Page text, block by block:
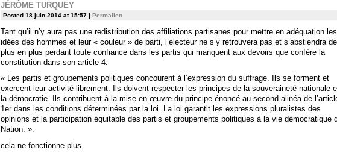
JÉRÔME TURQUEY
Posted 18 juin 2014 at 15:57 | Permalien
Tant qu’il n’y aura pas une redistribution des affiliations partisanes pour mettre en adéquation les
idées des hommes et leur « couleur » de parti, l’électeur ne s’y retrouvera pas et s’abstiendra de
plus en plus perdant toute confiance dans les partis qui manquent aux devoirs que confère la
constitution dans son article 4:
« Les partis et groupements politiques concourent à l’expression du suffrage. Ils se forment et
exercent leur activité librement. Ils doivent respecter les principes de la souveraineté nationale
la démocratie. Ils contribuent à la mise en œuvre du principe énoncé au second alinéa de
1er dans les conditions déterminées par la loi. La loi garantit les expressions pluralistes des
opinions et la participation équitable des partis et groupements politiques à la vie démocratique
Nation. ».
cela ne fonctionne plus.